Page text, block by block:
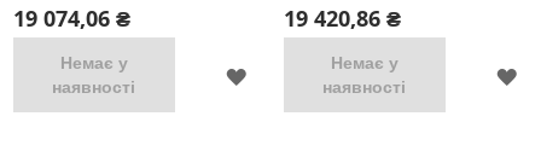
19 074,06 ₴
Немає у
наявності
ДОДАТИ
19 420,86 ₴
Немає у
наявності